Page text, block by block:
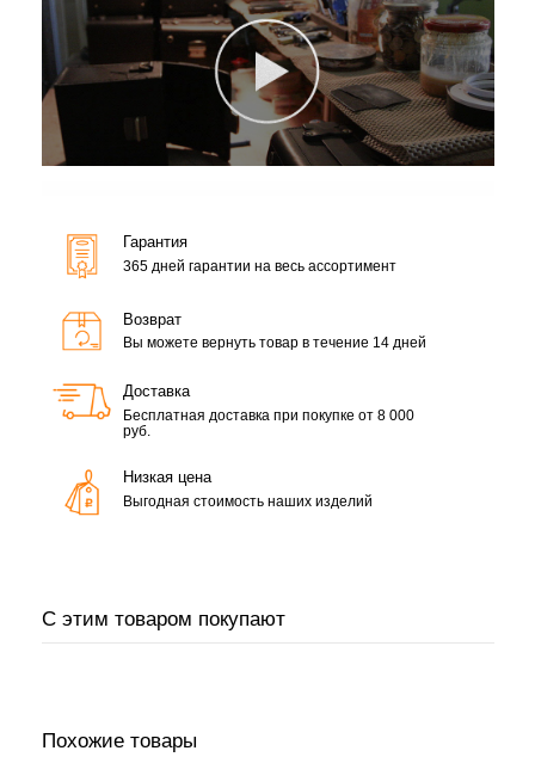
Гарантия
365 дней гарантии на весь ассортимент
Возврат
Вы можете вернуть товар в течение 14 дней
Доставка
Бесплатная доставка при покупке от 8 000
руб.
Низкая цена
Выгодная стоимость наших изделий
С этим товаром покупают
Похожие товары